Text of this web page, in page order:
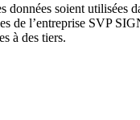
données soient utilisées
de l’entreprise SVP
à des tiers.